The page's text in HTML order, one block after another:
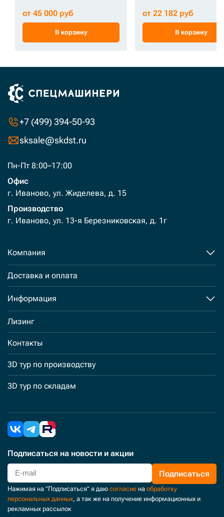
от 45 000 руб
В корзину
от 22 182 руб
В корзину
+7 (499) 394-50-93
sksale@skdst.ru
Пн-Пт 8:00–17:00
Офис
г. Иваново, ул. Жиделева, д. 15
Производство
г. Иваново, ул. 13-я Березниковская, д. 1г
Компания
Доставка и оплата
Информация
Лизинг
Контакты
3D тур по производству
3D тур по складам
Подписаться на новости и акции
Подписаться
Нажимая на "Подписаться" я даю согласие на обработку
персональных данных, а так же на получение информационных и
рекламных рассылок